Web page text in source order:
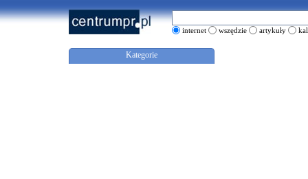
internet wszędzie artykuły
Kategorie